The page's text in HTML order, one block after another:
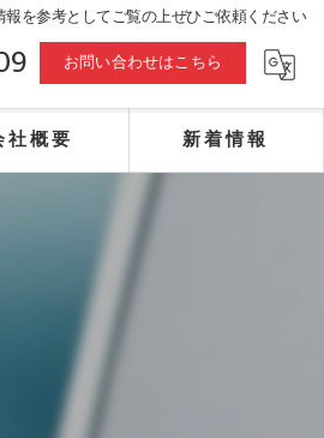
を参考としてご覧の上ぜひご依頼ください
お問い合わせはこちら
社概要 新着情報